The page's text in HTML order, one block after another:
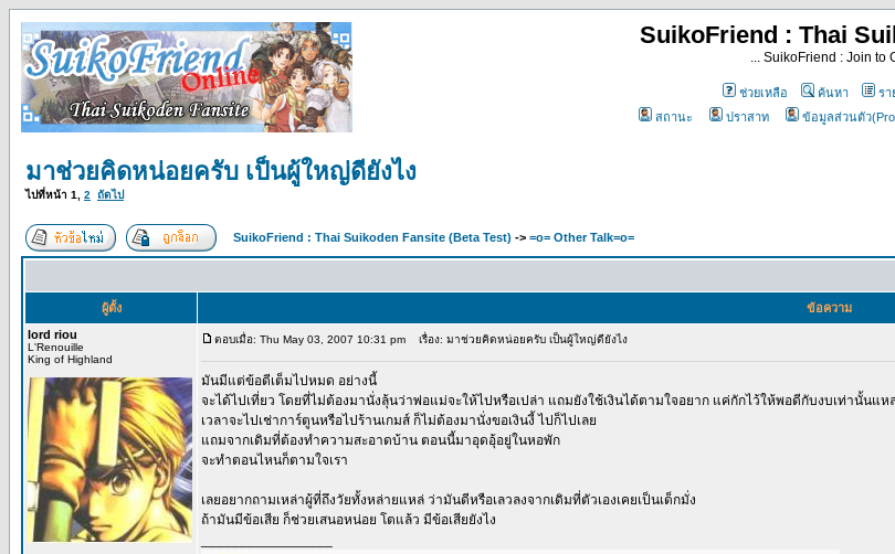
SuikoFriend : Thai
... SuikoFriend : Join to
ช่วยเหลือ ค้นหา รา
สถานะ
ปราสาท ข้อมูลส่วนตัว
มาช่วยคิดหน่อยครับ เป็นผู้ใหญ่ดียังไง
ไปที่หน้า 1 2 ถัดไป
SuikoFriend : Thai Suikoden Fansite (Beta Test) -> =o= Other Talk=o=
ผู้ตั้ง
ข้อความ
lord riou
L'Renouille
King of Highland
ตอบเมื่อ: Thu May 03, 2007 10:31 pm เรื่อง: มาช่วยคิดหน่อยครับ เป็นผู้ใหญ่ดียังไง
มันมีแต่ข้อดีเต็มไปหมด อย่างนี้
จะได้ไปเที่ยว โดยที่ไม่ต้องมานั่งลุ้นว่าพ่อแม่จะให้ไปหรือเปล่า แถมยังใช้เงินได้ตามใจอยาก แค่กักไว้ให้พอดีกับงบเท่านั้นแห
เวลาจะไปเช่าการ์ตูนหรือไปร้านเกมส์ ก็ไม่ต้องมานั่งขอเงินงี้ ไปก็ไปเลย
แถมจากเดิมที่ต้องทำความสะอาดบ้าน ตอนนี้มาอุดอุ้อยู่ในหอพัก
จะทำตอนไหนก็ตามใจเรา
เลยอยากถามเหล่าผู้ที่ถึงวัยทั้งหล่ายแหล่ ว่ามันดีหรือเลวลงจากเดิมที่ตัวเองเคยเป็นเด็กมั่ง
ถ้ามันมีข้อเสีย ก็ช่วยเสนอหน่อย โตแล้ว มีข้อเสียยังไง